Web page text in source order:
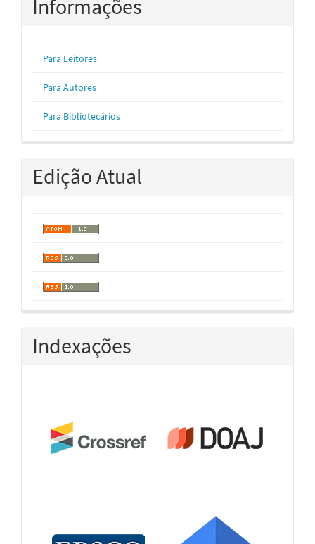
Informações
Para Leitores
Para Autores
Para Bibliotecários
Edição Atual
Indexações